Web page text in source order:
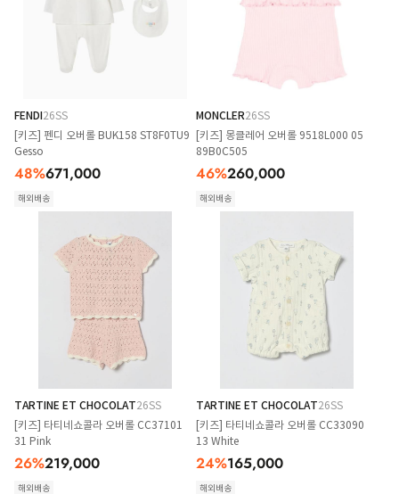
FENDI26SS
[키즈] 펜디 오버롤 BUK158 ST8F0TU9
Gesso
48%671,000
해외배송
MONCLER26SS
[키즈] 몽클레어 오버롤 9518L000 05
89B0C505
46%260,000
해외배송
TARTINE ET CHOCOLAT26SS
[키즈] 타티네쇼콜라 오버롤 CC37101
31 Pink
26%219,000
해외배송
TARTINE ET CHOCOLAT26SS
[키즈] 타티네쇼콜라 오버롤 CC33090
13 White
24%165,000
해외배송